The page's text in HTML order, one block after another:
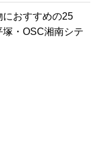
おすすめの25
・OSC湘南シテ